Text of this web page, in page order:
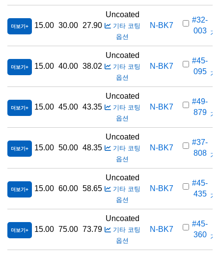
더보기 15.00 30.00 27.90
Uncoated
기타 코팅
옵션
N-BK7
#32-
003 가
더보기 15.00 40.00 38.02
Uncoated
기타 코팅
옵션
N-BK7
#45-
095 가
더보기 15.00 45.00 43.35
Uncoated
기타 코팅
옵션
N-BK7
#49-
879 가
더보기 15.00 50.00 48.35
Uncoated
기타 코팅
옵션
N-BK7
#37-
808 가
더보기 15.00 60.00 58.65
Uncoated
기타 코팅
옵션
N-BK7
#45-
435 가
더보기 15.00 75.00 73.79
Uncoated
기타 코팅
옵션
N-BK7
#45-
360 가